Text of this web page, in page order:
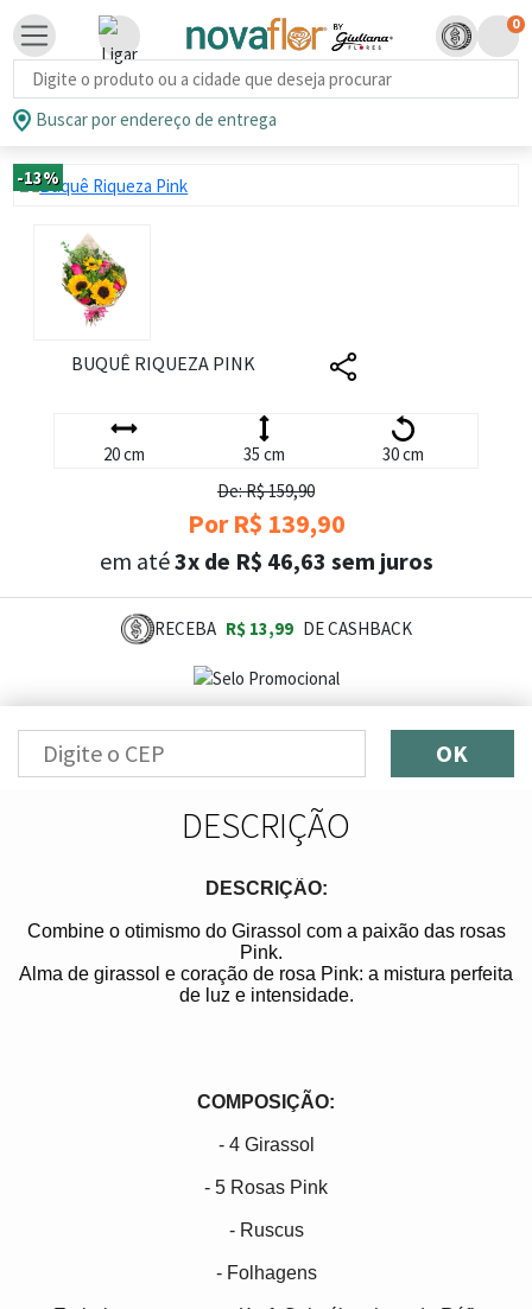
Busca de produtos
0
Buscar por endereço de entrega
-13%
BUQUÊ RIQUEZA PINK
20 cm 35 cm
30 cm
De: R$ 159,90
Por R$ 139,90
em até3x de R$ 46,63 sem juros
RECEBA R$ 13,99 DE CASHBACK
OK
DESCRIÇÃO
DESCRIÇÃO:
Combine o otimismo do Girassol com a paixão das rosas
Pink.
Alma de girassol e coração de rosa Pink: a mistura perfeita
de luz e intensidade.
COMPOSIÇÃO:
- 4 Girassol
- 5 Rosas Pink
- Ruscus
- Folhagens